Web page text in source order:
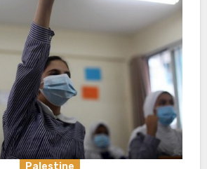
Palestine